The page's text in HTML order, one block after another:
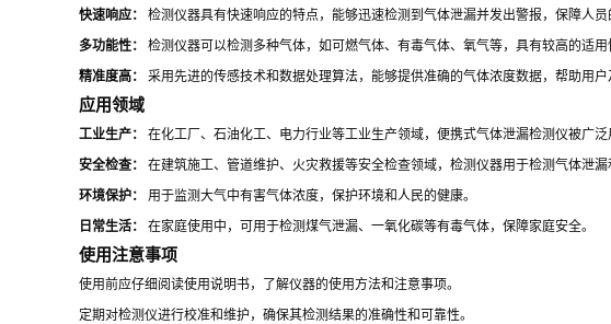
快速响应：
检测仪器具有快速响应的特点，能够迅速检测到气体泄漏并发出警报，保障人员
多功能性：
检测仪器可以检测多种气体，如可燃气体、有毒气体、氧气等，具有较高的适用
精准度高：
采用先进的传感技术和数据处理算法，能够提供准确的气体浓度数据，帮助用户
应用领域
工业生产：
在化工厂、石油化工、电力行业等工业生产领域，便携式气体泄漏检测仪被广泛
安全检查：
在建筑施工、管道维护、火灾救援等安全检查领域，检测仪器用于检测气体泄漏
环境保护：
用于监测大气中有害气体浓度，保护环境和人民的健康。
日常生活：
在家庭使用中，可用于检测煤气泄漏、一氧化碳等有毒气体，保障家庭安全。
使用注意事项
使用前应仔细阅读使用说明书，了解仪器的使用方法和注意事项。
定期对检测仪进行校准和维护，确保其检测结果的准确性和可靠性。